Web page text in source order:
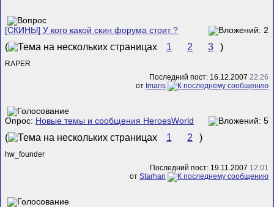
[СКИНЫ] У кого какой скин форума стоит ?
( 1 2 3 )
RAPER
Последний пост: 16.12.2007 22:26
от Imaris
Опрос: Новые темы и сообщения HeroesWorld
( 1 2 )
hw_founder
Последний пост: 19.11.2007 12:01
от Starhan